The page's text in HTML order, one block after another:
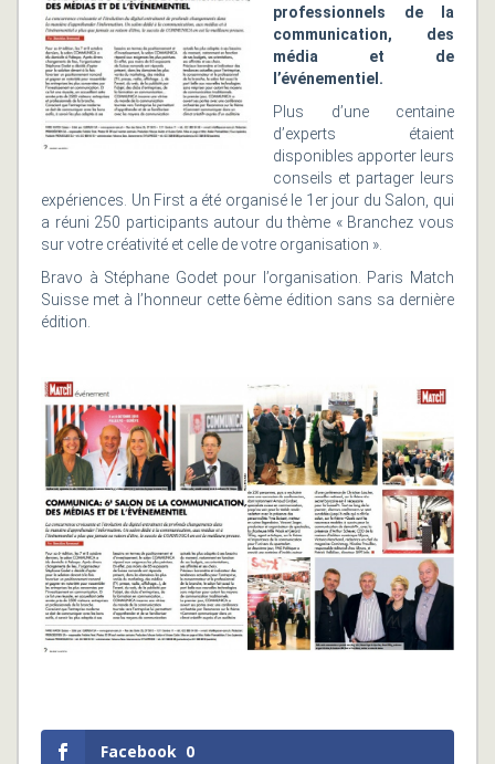
professionnels de la
communication, des
média et de
l’événementiel.
Plus d’une centaine
d’experts étaient
disponibles apporter leurs
conseils et partager leurs
expériences. Un First a été organisé le 1er jour du Salon, qui
a réuni 250 participants autour du thème « Branchez vous
sur votre créativité et celle de votre organisation ».
Bravo à Stéphane Godet pour l’organisation. Paris Match
Suisse met à l’honneur cette 6ème édition sans sa dernière
édition.
Facebook 0